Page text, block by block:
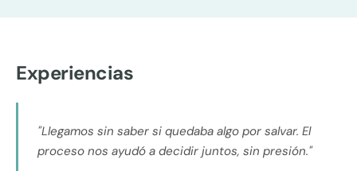
Experiencias
"Llegamos sin saber si quedaba algo por salvar. El
proceso nos ayudó a decidir juntos, sin presión."